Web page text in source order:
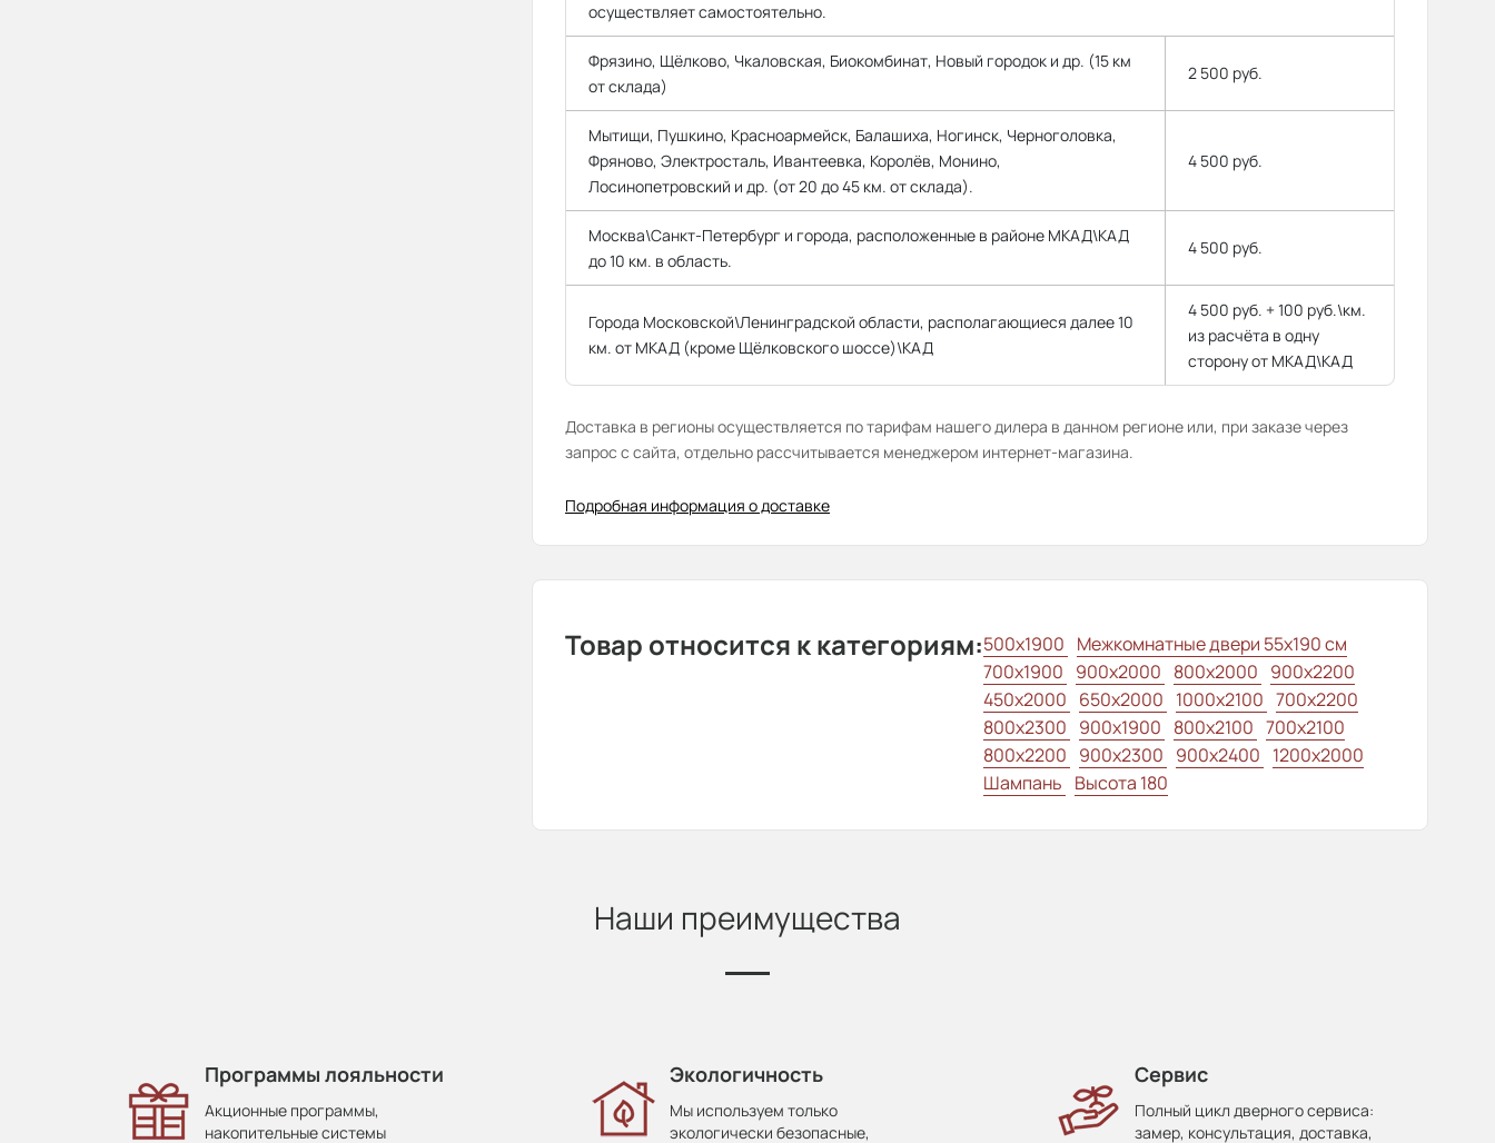
осуществляет самостоятельно.
Фрязино, Щёлково, Чкаловская, Биокомбинат, Новый городок и др. (15 км
от склада)
2 500 руб.
Мытищи, Пушкино, Красноармейск, Балашиха, Ногинск, Черноголовка,
Фряново, Электросталь, Ивантеевка, Королёв, Монино,
Лосинопетровский и др. (от 20 до 45 км. от склада).
4 500 руб.
Москва\Санкт-Петербург и города, расположенные в районе МКАД\КАД
до 10 км. в область.
4 500 руб.
Города Московской\Ленинградской области, располагающиеся далее 10
км. от МКАД (кроме Щёлковского шоссе)\КАД
4 500 руб. + 100 руб.\км.
из расчёта в одну
сторону от МКАД\КАД
Доставка в регионы осуществляется по тарифам нашего дилера в данном регионе или, при заказе через
запрос с сайта, отдельно рассчитывается менеджером интернет-магазина.
Подробная информация о доставке
Товар относится к категориям:500x1900 Межкомнатные двери 55х190 см
700x1900 900x2000 800x2000 900x2200
450x2000 650x2000 1000x2100 700x2200
800x2300 900x1900 800x2100 700x2100
800x2200 900x2300 900x2400 1200x2000
Шампань Высота 180
Наши преимущества
Программы лояльности
Акционные программы,
накопительные системы
Экологичность
Мы используем только
экологически безопасные,
Сервис
Полный цикл дверного сервиса:
замер, консультация, доставка,